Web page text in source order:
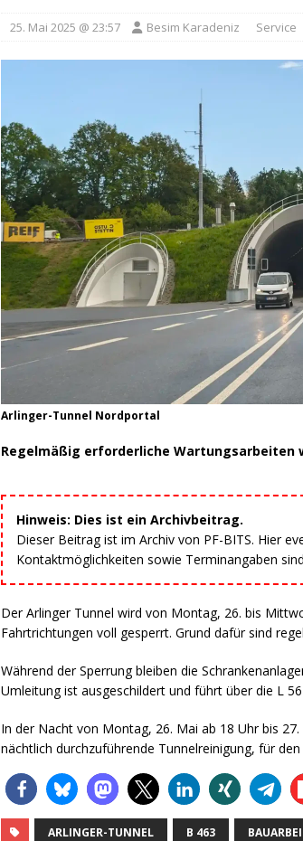
25. Mai 2025 @ 23:57 Besim Karadeniz Service
Arlinger-Tunnel Nordportal
Regelmäßig erforderliche Wartungsarbeiten
Hinweis: Dies ist ein Archivbeitrag.
Dieser Beitrag ist im Archiv von PF-BITS. Hier
Kontaktmöglichkeiten sowie Terminangaben
Der Arlinger Tunnel wird von Montag, 26. bis
Fahrtrichtungen voll gesperrt. Grund dafür sind
Während der Sperrung bleiben die
Umleitung ist ausgeschildert und führt über die L
In der Nacht von Montag, 26. Mai ab 18 Uhr bis
nächtlich durchzuführende Tunnelreinigung, für
ARLINGER-TUNNEL B 463